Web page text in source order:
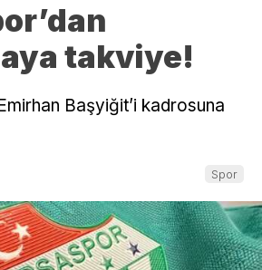
takviye!
Başyiğit’i kadrosuna
Spor